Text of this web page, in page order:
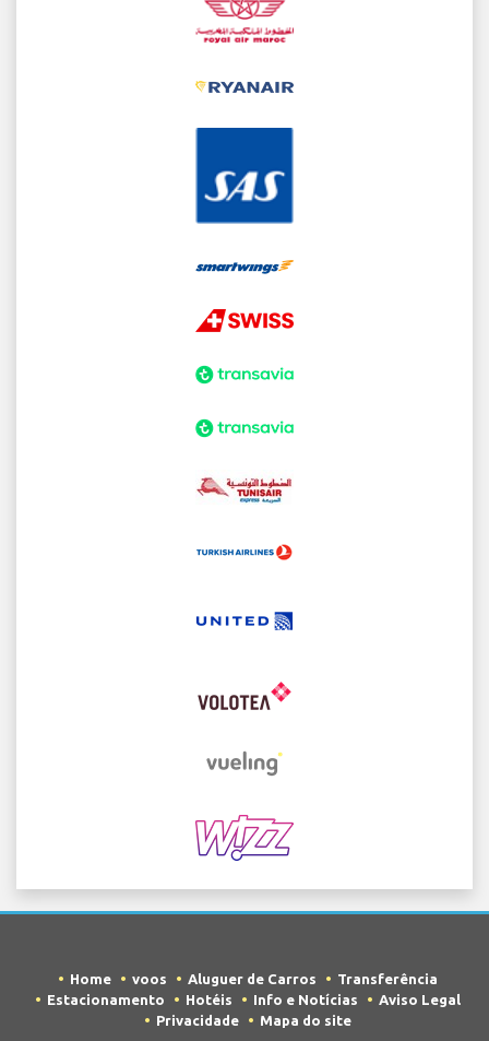
Home voos Aluguer de Carros
Transferência
Estacionamento
Hotéis Info e Notícias
Aviso Legal
Privacidade
Mapa do site